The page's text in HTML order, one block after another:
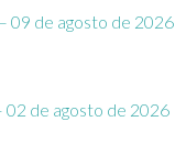
09 de agosto de 2026
02 de agosto de 2026